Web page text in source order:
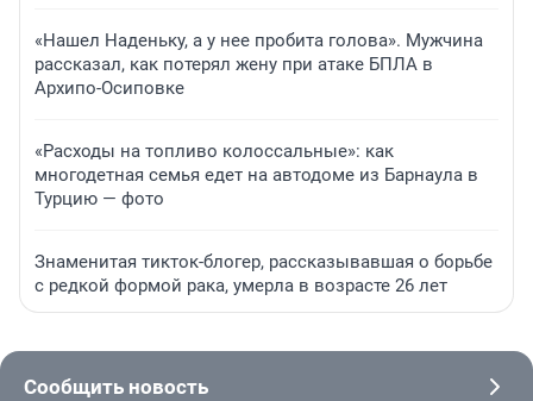
«Нашел Наденьку, а у нее пробита голова». Мужчина
рассказал, как потерял жену при атаке БПЛА в
Архипо-Осиповке
«Расходы на топливо колоссальные»: как
многодетная семья едет на автодоме из Барнаула в
Турцию — фото
Знаменитая тикток-блогер, рассказывавшая о борьбе
с редкой формой рака, умерла в возрасте 26 лет
Сообщить новость